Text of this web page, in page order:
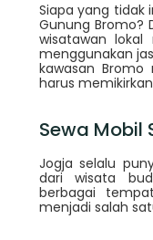
Siapa yang
Gunung Bromo?
wisatawan lokal
menggunakan
kawasan
harus
Sewa Mobil
Jogja selalu
dari wisata
berbagai
menjadi salah